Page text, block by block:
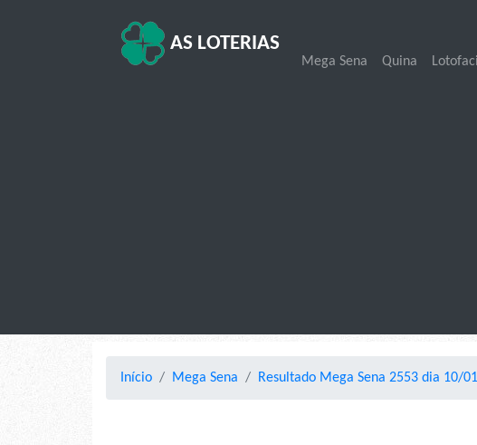
AS LOTERIAS
Mega Sena Quina Lotofacil
Início Mega Sena Resultado Mega Sena 2553 dia 10/